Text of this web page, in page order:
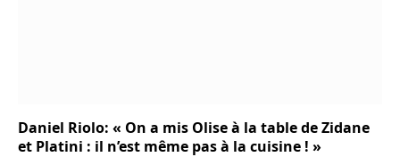
Daniel Riolo: « On a mis Olise à la table de Zidane
et Platini : il n’est même pas à la cuisine ! »